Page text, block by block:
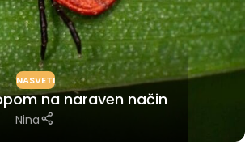
NASVETI
na naraven način
Nina